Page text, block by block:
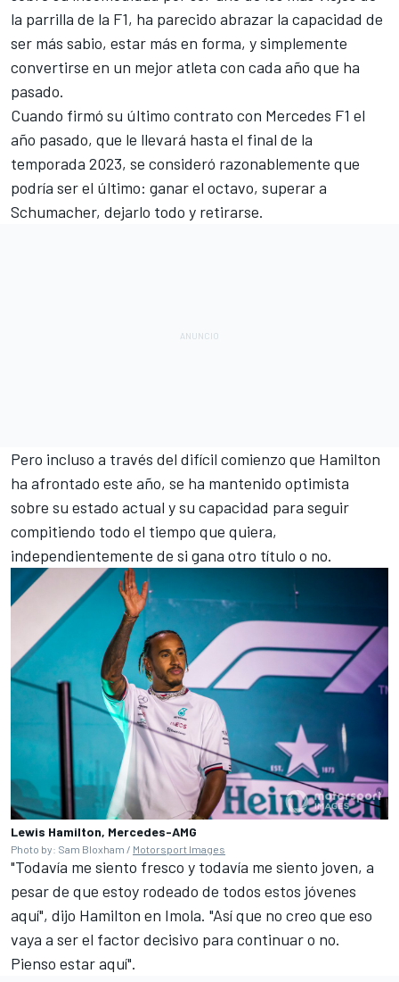
la parrilla de la F1, ha parecido abrazar la capacidad de
ser más sabio, estar más en forma, y simplemente
convertirse en un mejor atleta con cada año que ha
pasado.
Cuando firmó su último contrato con Mercedes F1 el
año pasado, que le llevará hasta el final de la
temporada 2023, se consideró razonablemente que
podría ser el último: ganar el octavo, superar a
Schumacher, dejarlo todo y retirarse.
Pero incluso a través del difícil comienzo que Hamilton
ha afrontado este año, se ha mantenido optimista
sobre su estado actual y su capacidad para seguir
compitiendo todo el tiempo que quiera,
independientemente de si gana otro título o no.
Lewis Hamilton, Mercedes-AMG
Photo by: Sam Bloxham / Motorsport Images
"Todavía me siento fresco y todavía me siento joven, a
pesar de que estoy rodeado de todos estos jóvenes
aquí", dijo Hamilton en Imola. "Así que no creo que eso
vaya a ser el factor decisivo para continuar o no.
Pienso estar aquí".